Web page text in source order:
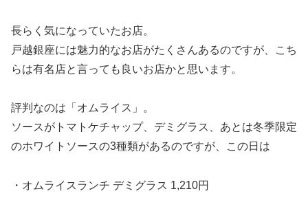
長らく気になっていたお店。
戸越銀座には魅力的なお店がたくさんあるのですが、こち
らは有名店と言っても良いお店かと思います。
評判なのは「オムライス」。
ソースがトマトケチャップ、デミグラス、あとは冬季限定
のホワイトソースの3種類があるのですが、この日は
・オムライスランチ デミグラス 1,210円